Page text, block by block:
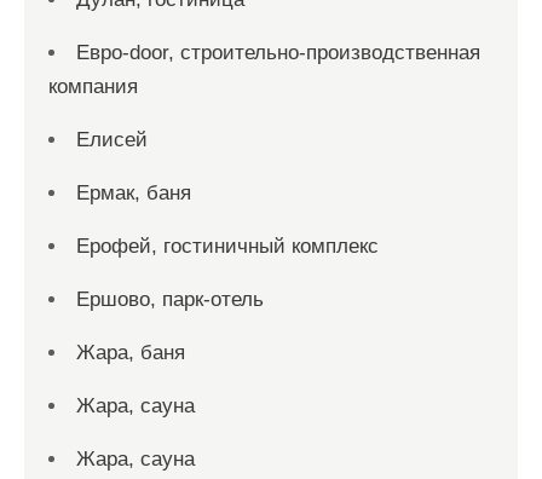
Евро-door, строительно-производственная
компания
Елисей
Ермак, баня
Ерофей, гостиничный комплекс
Ершово, парк-отель
Жара, баня
Жара, сауна
Жара, сауна